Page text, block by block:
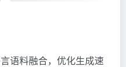
语料融合，优化生成速